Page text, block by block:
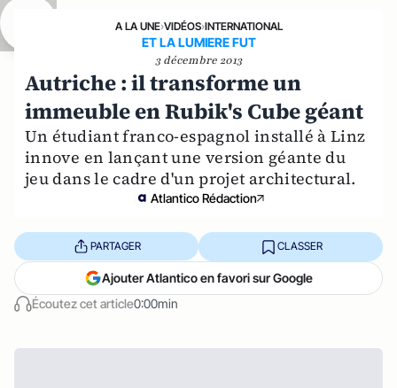
A LA UNE›VIDÉOS›INTERNATIONAL
ET LA LUMIERE FUT
3 décembre 2013
Autriche : il transforme un
immeuble en Rubik's Cube géant
Un étudiant franco-espagnol installé à Linz
innove en lançant une version géante du
jeu dans le cadre d'un projet architectural.
Atlantico Rédaction
Écoutez cet article0:00min
PARTAGER CLASSER
Ajouter Atlantico en favori sur Google